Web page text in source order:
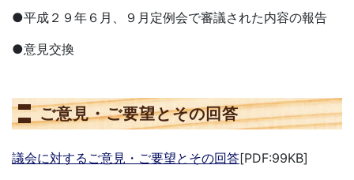
●平成２９年６月、９月定例会で審議された内容の報告
●意見交換
ご意見・ご要望とその回答
議会に対するご意見・ご要望とその回答[PDF:99KB]